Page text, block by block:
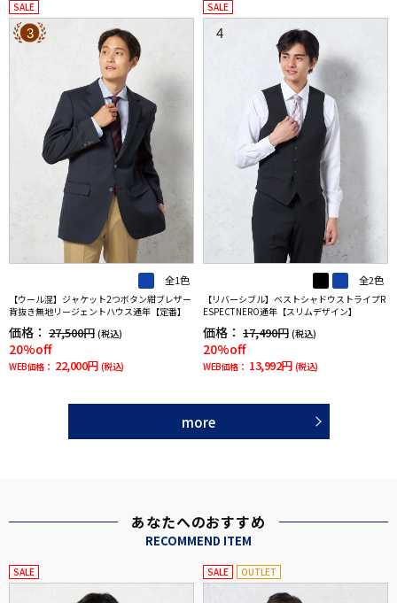
SALE
3
全1色
【ウール混】ジャケット2つボタン紺ブレザー
背抜き無地リージェントハウス通年【定番】
価格： 27,500円 (税込)
20%off
WEB価格： 22,000円 (税込)
SALE
4
全2色
【リバーシブル】ベストシャドウストライプR
ESPECTNERO通年【スリムデザイン】
価格： 17,490円 (税込)
20%off
WEB価格： 13,992円 (税込)
more
あなたへのおすすめ
RECOMMEND ITEM
SALE SALE OUTLET